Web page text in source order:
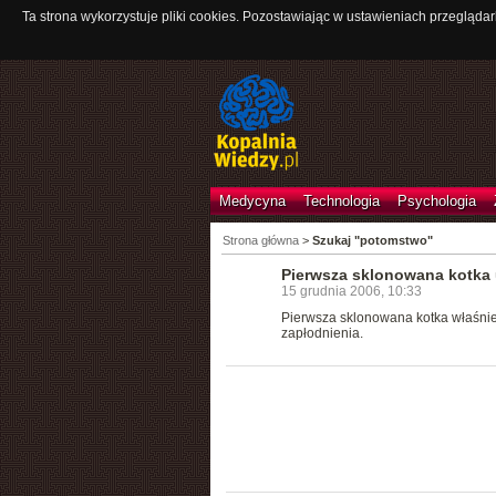
Ta strona wykorzystuje pliki cookies. Pozostawiając w ustawieniach
Medycyna Technologia Psychologia
Strona główna> Szukaj "potomstwo"
Pierwsza sklonowana kotka
15 grudnia 2006, 10:33
Pierwsza sklonowana kotka
zapłodnienia.